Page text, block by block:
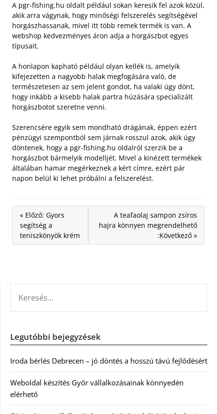
A pgr-fishing.hu oldalt például sokan keresik fel azok közül,
akik arra vágynak, hogy minőségi felszerelés segítségével
horgászhassanak, mivel itt több remek termék is van. A
webshop kedvezményes áron adja a horgászbot egyes
típusait.
A honlapon kapható például olyan kellék is, amelyik
kifejezetten a nagyobb halak megfogására való, de
természetesen az sem jelent gondot, ha valaki úgy dönt,
hogy inkább a kisebb halak partra húzására specializált
horgászbotot szeretne venni.
Szerencsére egyik sem mondható drágának, éppen ezért
pénzügyi szempontból sem járnak rosszul azok, akik úgy
döntenek, hogy a pgr-fishing.hu oldalról szerzik be a
horgászbot bármelyik modelljét. Mivel a kinézett termékek
általában hamar megérkeznek a kért címre, ezért pár
napon belül ki lehet próbálni a felszerelést.
« Előző: Gyors
segítség a
teniszkönyök krém
A teafaolaj sampon zsíros
hajra könnyen megrendelhető
:Következő »
Legutóbbi bejegyzések
Iroda bérlés Debrecen – jó döntés a hosszú távú fejlődésért
Weboldal készítés Győr vállalkozásainak könnyedén
elérhető